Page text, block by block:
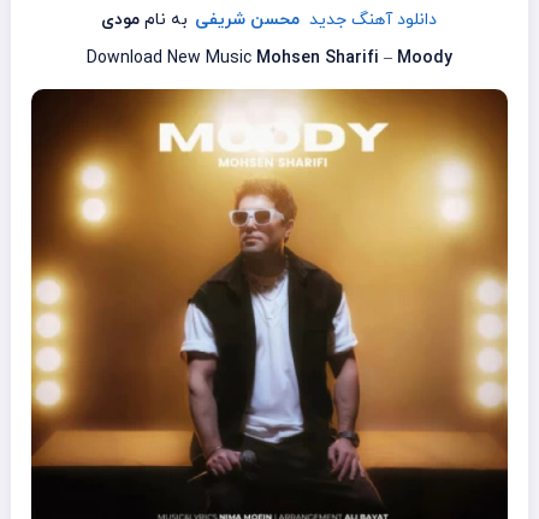
دانلود آهنگ جدید محسن شریفی به ناممودی
Download New Music Mohsen Sharifi – Moody